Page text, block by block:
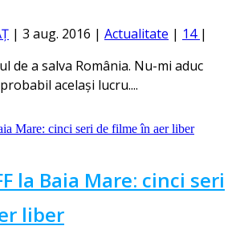
| 3 aug. 2016 | Actualitate | 14 |
de a salva România. Nu-mi aduc
același lucru....
la Baia Mare: cinci seri
liber